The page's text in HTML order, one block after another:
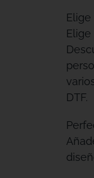
DTF.